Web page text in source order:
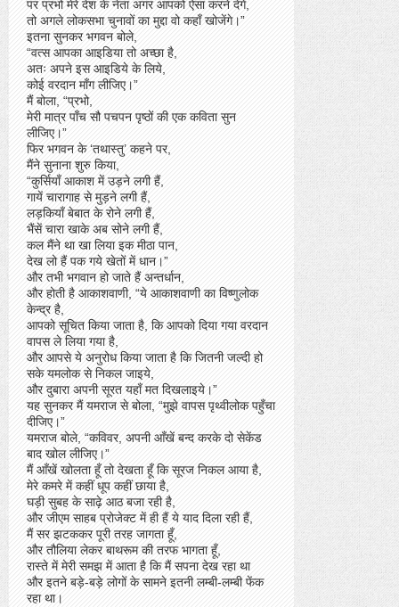
पर प्रभो मेरे देश के नेता अगर आपको ऐसा करने देंगें,
तो अगले लोकसभा चुनावों का मुद्दा वो कहाँ खोजेंगे।”
इतना सुनकर भगवन बोले,
“वत्स आपका आइडिया तो अच्छा है,
अतः अपने इस आइडिये के लिये,
कोई वरदान माँग लीजिए।”
मैं बोला, “प्रभो,
मेरी मात्र पाँच सौ पचपन पृष्ठों की एक कविता सुन
लीजिए।”
फिर भगवन के ‘तथास्तु’ कहने पर,
मैंने सुनाना शुरु किया,
“कुर्सियाँ आकाश में उड़ने लगी हैं,
गायें चारागाह से मुड़ने लगी हैं,
लड़कियाँ बेबात के रोने लगी हैं,
भैंसें चारा खाके अब सोने लगी हैं,
कल मैंने था खा लिया इक मीठा पान,
देख लो हैं पक गये खेतों में धान।”
और तभी भगवान हो जाते हैं अन्तर्धान,
और होती है आकाशवाणी, “ये आकाशवाणी का विष्णुलोक
केन्द्र है,
आपको सूचित किया जाता है, कि आपको दिया गया वरदान
वापस ले लिया गया है,
और आपसे ये अनुरोध किया जाता है कि जितनी जल्दी हो
सके यमलोक से निकल जाइये,
और दुबारा अपनी सूरत यहाँ मत दिखलाइये।”
यह सुनकर मैं यमराज से बोला, “मुझे वापस पृथ्वीलोक पहुँचा
दीजिए।”
यमराज बोले, “कविवर, अपनी आँखें बन्द करके दो सेकेंड
बाद खोल लीजिए।”
मैं आँखें खोलता हूँ तो देखता हूँ कि सूरज निकल आया है,
मेरे कमरे में कहीं धूप कहीं छाया है,
घड़ी सुबह के साढ़े आठ बजा रही है,
और जीएम साहब प्रोजेक्ट में ही हैं ये याद दिला रही हैं,
मैं सर झटककर पूरी तरह जागता हूँ,
और तौलिया लेकर बाथरूम की तरफ भागता हूँ,
रास्ते में मेरी समझ में आता है कि मैं सपना देख रहा था
और इतने बड़े-बड़े लोगों के सामने इतनी लम्बी-लम्बी फेंक
रहा था।